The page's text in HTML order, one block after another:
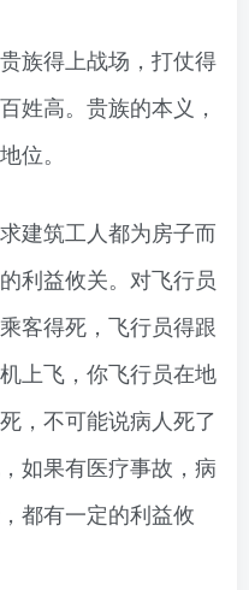
族得上战场，打仗得
姓高。贵族的本义，
位。
建筑工人都为房子而
利益攸关。对飞行员
客得死，飞行员得跟
上飞，你飞行员在地
，不可能说病人死了
如果有医疗事故，病
都有一定的利益攸